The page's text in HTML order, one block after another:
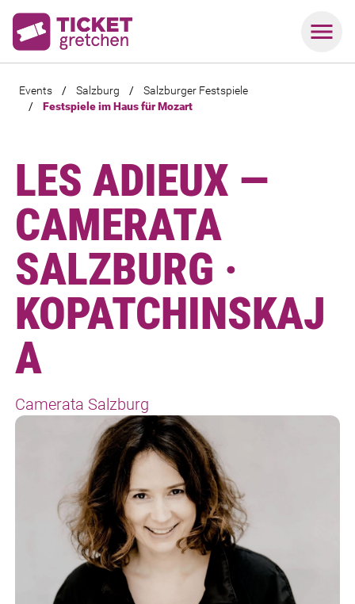
Events / Salzburg /
Salzburger Festspiele
/
Festspiele im Haus für Mozart
LES ADIEUX —
CAMERATA
SALZBURG ·
KOPATCHINSKAJ
A
Camerata Salzburg